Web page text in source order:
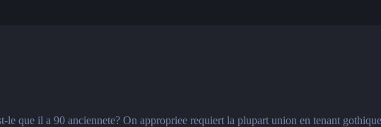
que il a 90 anciennete? On appropriee requiert la plupart union en tenant